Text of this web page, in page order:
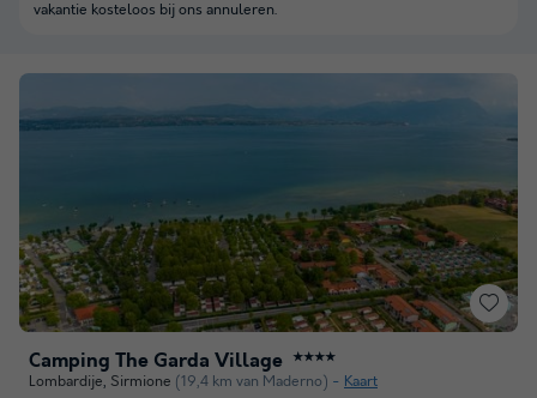
Camping The Garda Village ★★★★
Lombardije, Sirmione (19,4 km van Maderno) Kaart
vakantie kosteloos bij ons annuleren.